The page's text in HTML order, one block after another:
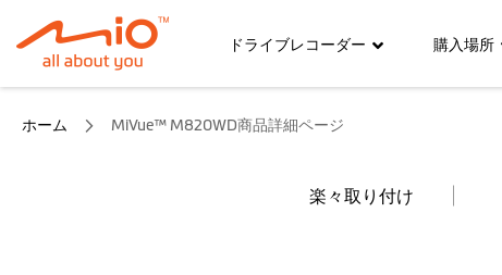
ドライブレコーダー 購入場所
ホーム MiVue™ M820WD商品詳細ページ
楽々取り付け